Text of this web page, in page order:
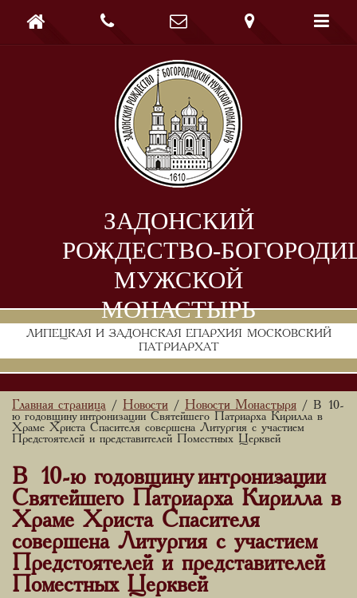
ЗАДОНСКИЙ
РОЖДЕСТВО-
МУЖСКОЙ
МОНАСТЫРЬ
ЛИПЕЦКАЯ И ЗАДОНСКАЯ ЕПАРХИЯ МОСКОВСКИЙ
ПАТРИАРХАТ
    
Главная страница / Новости / Новости Монастыря / В 10-
ю годовщину интронизации Святейшего Патриарха Кирилла в
Храме Христа Спасителя совершена Литургия с участием
Предстоятелей и представителей Поместных Церквей
В 10-ю годовщину интронизации
Святейшего Патриарха Кирилла в
Храме Христа Спасителя
совершена Литургия с участием
Предстоятелей и представителей
Поместных Церквей